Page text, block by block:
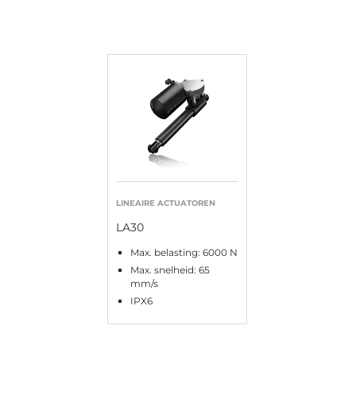
LINEAIRE ACTUATOREN
LA30
Max. belasting: 6000 N
Max. snelheid: 65
mm/s
IPX6